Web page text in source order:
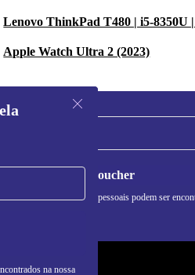
Lenovo ThinkPad T480 | i5-8350U
Apple Watch Ultra 2 (2023)
na nossa
Pedir voucher
sobre o uso de dados pessoais podem ser